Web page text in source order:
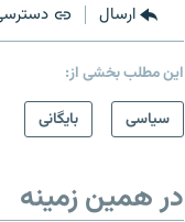
ارسال
این مطلب بخشی از:
سیاسی
بایگانی
در همین زمینه